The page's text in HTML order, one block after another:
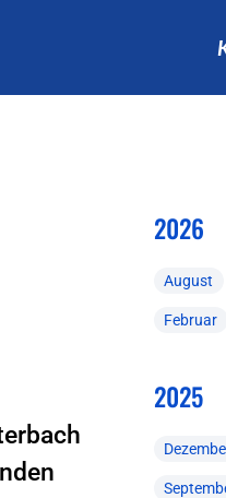
2026
August
Februar
2025